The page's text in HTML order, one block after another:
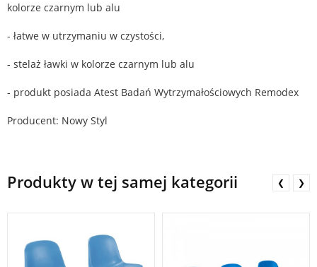
kolorze czarnym lub alu
- łatwe w utrzymaniu w czystości,
- stelaż ławki w kolorze czarnym lub alu
- produkt posiada Atest Badań Wytrzymałościowych Remodex
Producent: Nowy Styl
Produkty w tej samej kategorii ❮ ❯